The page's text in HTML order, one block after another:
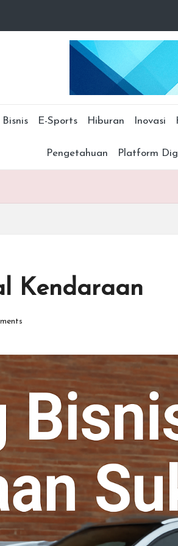
Bisnis E-Sports Hiburan Inovasi
Pengetahuan Platform
Kendaraan